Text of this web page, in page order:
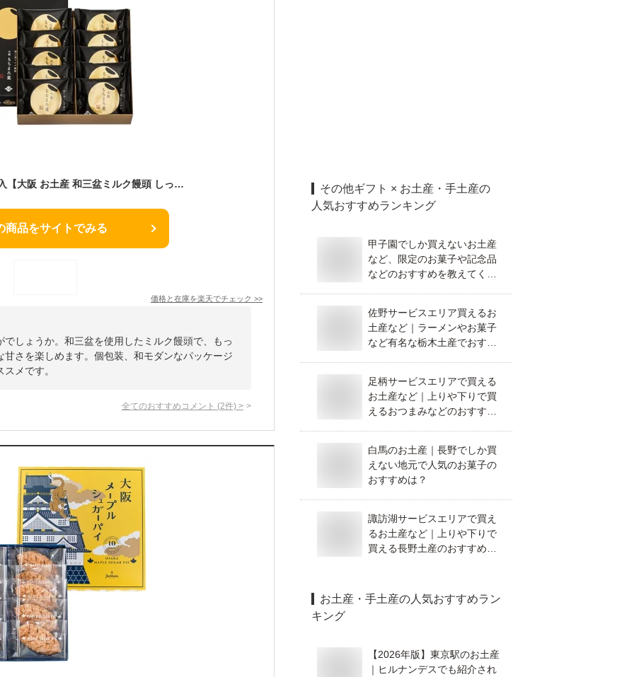
大阪もちまろ菓 10個入【大阪 お土産 和三盆ミルク饅頭 しっとり 和菓子 個包装 修学旅行 帰省土産】
商品をサイトでみる
価格と在庫を楽天でチェック >>
しょうか。和三盆を使用したミルク饅頭で、もっ
さを楽しめます。個包装、和モダンなパッケージ
メです。
全てのおすすめコメント (2件) >
その他ギフト × お土産・手土産の
人気おすすめランキング
甲子園でしか買えないお土産
など、限定のお菓子や記念品
などのおすすめを教えてくだ
佐野サービスエリア買えるお
土産など｜ラーメンやお菓子
など有名な栃木土産でおすす
足柄サービスエリアで買える
お土産など｜上りや下りで買
えるおつまみなどのおすすめ
白馬のお土産｜長野でしか買
えない地元で人気のお菓子の
おすすめは？
諏訪湖サービスエリアで買え
るお土産など｜上りや下りで
買える長野土産のおすすめを
お土産・手土産の人気おすすめラン
キング
【2026年版】東京駅のお土産
｜ヒルナンデスでも紹介され